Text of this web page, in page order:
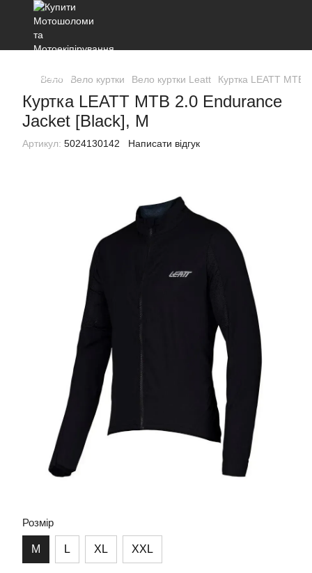
Вело Вело куртки Вело куртки Leatt Куртка LEATT MTB
Куртка LEATT MTB 2.0 Endurance
Jacket [Black], M
Артикул: 5024130142 Написати відгук
Розмір
M L XL XXL